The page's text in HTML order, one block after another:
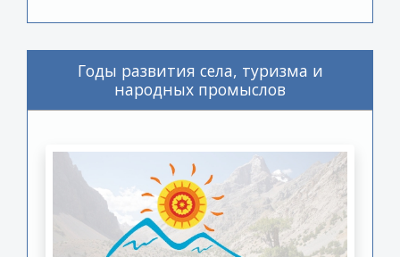
Годы развития села, туризма и
народных промыслов